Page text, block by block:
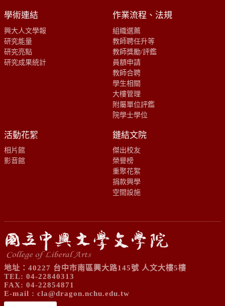
學術連結
興大人文學報
研究能量
研究亮點
研究成果統計
作業流程、法規
組織選薦
教師聘任升等
教師獎勵/評鑑
員額申請
教師合聘
學生相關
大樓管理
附屬單位評鑑
院學士學位
活動花絮
相片館
影音館
鏈結文院
傑出校友
榮譽榜
重聚花絮
捐款興學
空間設施
地址：40227 台中市南區興大路145號 人文大樓5樓
TEL: 04-22840313
FAX: 04-22854871
E-mail : cla@dragon.nchu.edu.tw